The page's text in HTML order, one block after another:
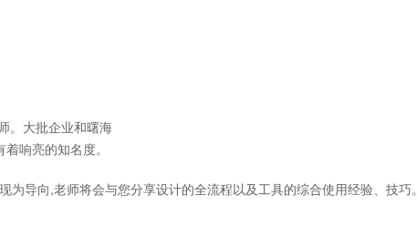
。大批企业和曙海
响亮的知名度。
导向,老师将会与您分享设计的全流程以及工具的综合使用经验、技巧。